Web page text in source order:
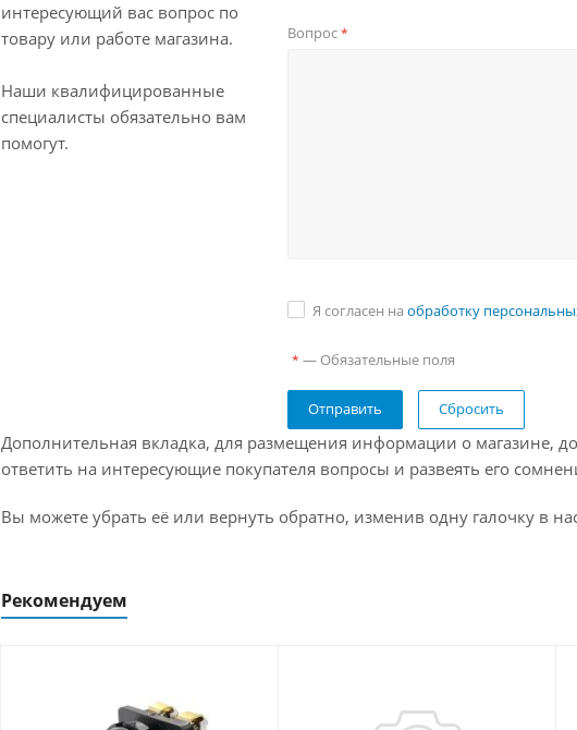
интересующий вас вопрос по
товару или работе магазина.
Наши квалифицированные
специалисты обязательно вам
помогут.
Вопрос*
Я согласен на обработку
* — Обязательные поля
Сбросить
Дополнительная вкладка, для размещения информации о магазине,
ответить на интересующие покупателя вопросы и развеять его
Вы можете убрать её или вернуть обратно, изменив одну галочку в
Рекомендуем